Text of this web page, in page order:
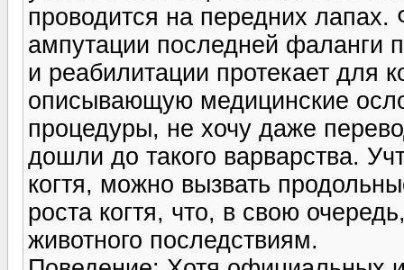
проводится на передних лапах.
ампутации последней фаланги
и реабилитации протекает для
описывающую медицинские
процедуры, не хочу даже
дошли до такого варварства.
когтя, можно вызвать
роста когтя, что, в свою
животного последствиям.